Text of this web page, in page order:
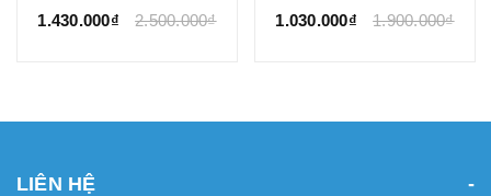
1.430.000₫
2.500.000₫
1.030.000₫
1.900.000₫
LIÊN HỆ